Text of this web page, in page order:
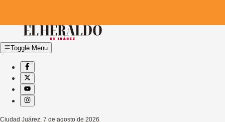
Toggle Menu
Ciudad Juárez 7 de agosto de 2026